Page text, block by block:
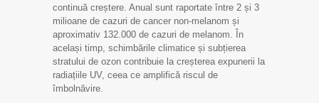
continuă creștere. Anual sunt raportate între 2 și 3
milioane de cazuri de cancer non-melanom și
aproximativ 132.000 de cazuri de melanom. În
același timp, schimbările climatice și subțierea
stratului de ozon contribuie la creșterea expunerii la
radiațiile UV, ceea ce amplifică riscul de
îmbolnăvire.